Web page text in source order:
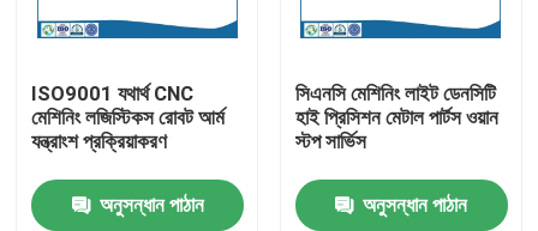
ISO9001 যথার্থ CNC
মেশিনিং লজিস্টিকস রোবট আর্ম
যন্ত্রাংশ প্রক্রিয়াকরণ
অনুসন্ধান পাঠান
সিএনসি মেশিনিং লাইট ডেনসিটি
হাই প্রিসিশন মেটাল পার্টস ওয়ান
স্টপ সার্ভিস
অনুসন্ধান পাঠান